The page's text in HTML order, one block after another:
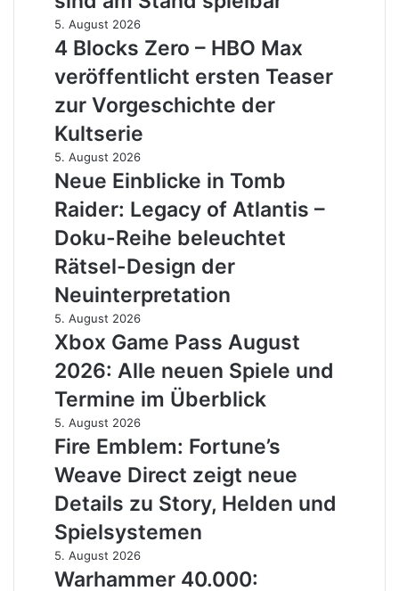
Diese
Switch
2-
Spiele
sind
am
Stand
spielbar
4
Blocks
–
HBO
Max
veröffentlicht
ersten
Teaser
zur
Vorgeschichte
der
Kultserie
5. August 2026
4 Blocks Zero – HBO Max
veröffentlicht ersten Teaser
zur Vorgeschichte der
Kultserie
Neue
Einblicke
Tomb
Raider:
Legacy
of
Atlantis
–
Doku-
Reihe
beleuchtet
Rätsel-
Design
der
Neuinterpretation
5. August 2026
Neue Einblicke in Tomb
Raider: Legacy of Atlantis –
Doku-Reihe beleuchtet
Rätsel-Design der
Neuinterpretation
Xbox
Game
Pass
August
2026:
Alle
neuen
Spiele
und
Termine
im
Überblick
5. August 2026
Xbox Game Pass August
2026: Alle neuen Spiele und
Termine im Überblick
Fire
Emblem:
Fortune’s
Weave
Direct
zeigt
neue
Details
zu
5. August 2026
Fire Emblem: Fortune’s
Weave Direct zeigt neue
Details zu Story, Helden und
Spielsystemen
Warhammer
40.000:
5. August 2026
Warhammer 40.000: